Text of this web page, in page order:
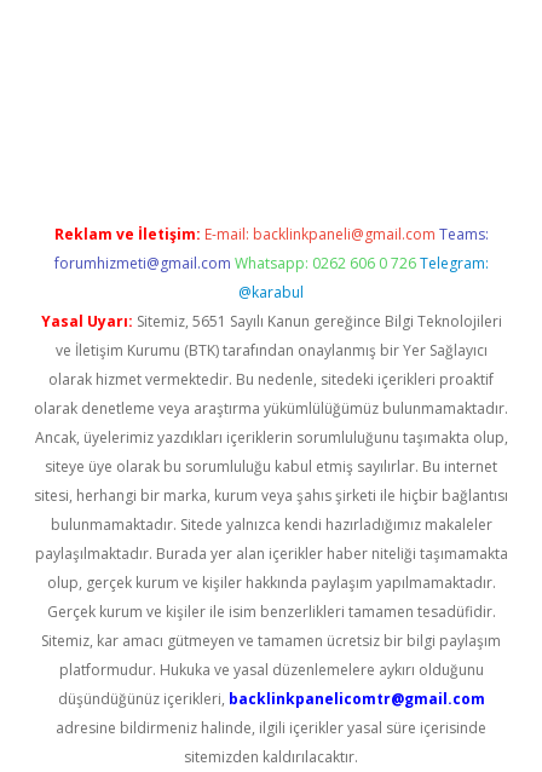
Reklam ve İletişim: E-mail: backlinkpaneli@gmail.com Teams:
forumhizmeti@gmail.com Whatsapp: 0262 606 0 726 Telegram:
@karabul
Yasal Uyarı: Sitemiz, 5651 Sayılı Kanun gereğince Bilgi Teknolojileri
ve İletişim Kurumu (BTK) tarafından onaylanmış bir Yer Sağlayıcı
olarak hizmet vermektedir. Bu nedenle, sitedeki içerikleri proaktif
olarak denetleme veya araştırma yükümlülüğümüz bulunmamaktadır.
Ancak, üyelerimiz yazdıkları içeriklerin sorumluluğunu taşımakta olup,
siteye üye olarak bu sorumluluğu kabul etmiş sayılırlar. Bu internet
sitesi, herhangi bir marka, kurum veya şahıs şirketi ile hiçbir bağlantısı
bulunmamaktadır. Sitede yalnızca kendi hazırladığımız makaleler
paylaşılmaktadır. Burada yer alan içerikler haber niteliği taşımamakta
olup, gerçek kurum ve kişiler hakkında paylaşım yapılmamaktadır.
Gerçek kurum ve kişiler ile isim benzerlikleri tamamen tesadüfidir.
Sitemiz, kar amacı gütmeyen ve tamamen ücretsiz bir bilgi paylaşım
platformudur. Hukuka ve yasal düzenlemelere aykırı olduğunu
düşündüğünüz içerikleri, backlinkpanelicomtr@gmail.com
adresine bildirmeniz halinde, ilgili içerikler yasal süre içerisinde
sitemizden kaldırılacaktır.